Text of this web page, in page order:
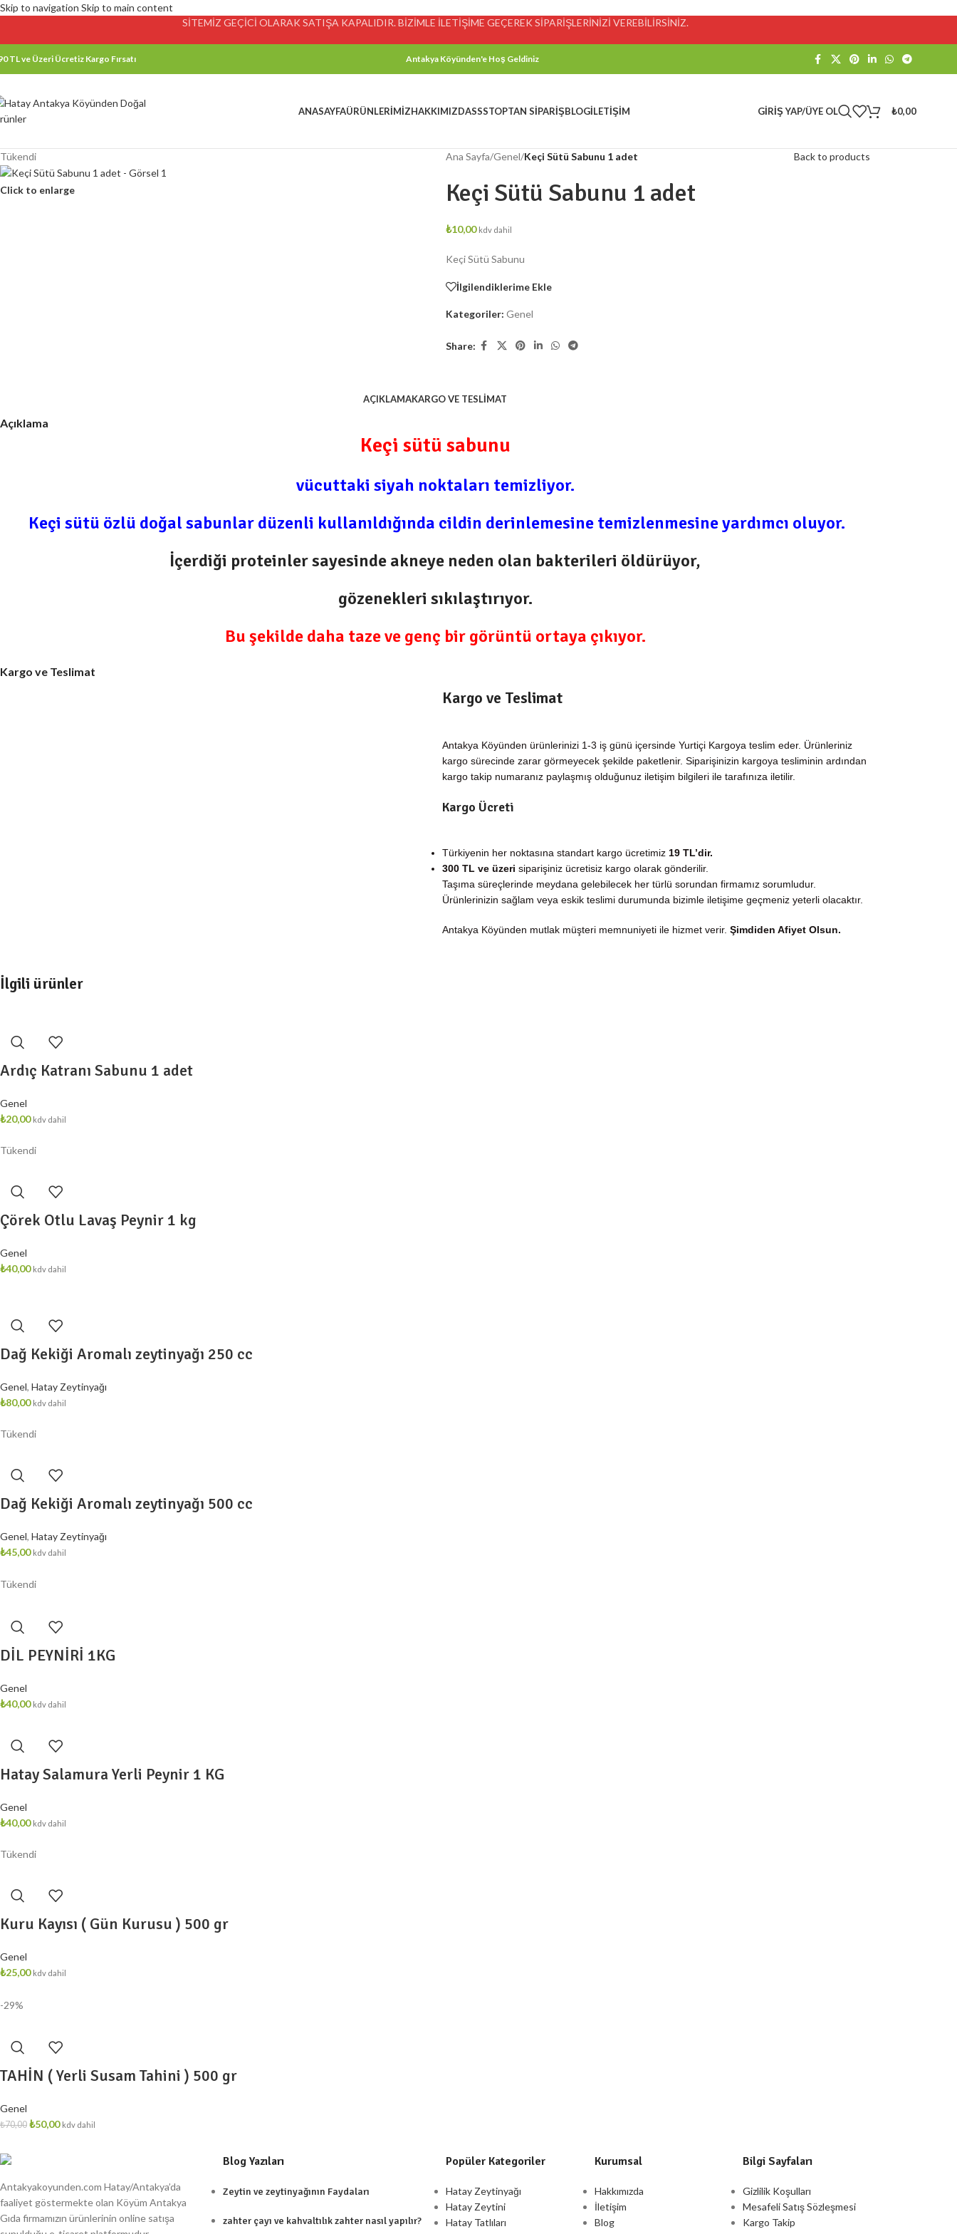
Skip to navigation Skip to main content
SİTEMİZ GEÇİCİ OLARAK SATIŞA KAPALIDIR. BİZİMLE İLETİŞİME GEÇEREK SİPARİŞLERİNİZİ VEREBİLİRSİNİZ.
TL ve Üzeri Ücretiz Kargo Fırsatı Antakya Köyünden'e Hoş Geldiniz
ANASAYFAÜRÜNLERIMIZHAKKIMIZDASSSTOPTAN SIPARIŞBLOGİLETIŞIM GIRIŞ YAP/ÜYE OL ₺0,00
Tükendi
Click to enlarge
Ana Sayfa/Genel/Keçi Sütü Sabunu 1 adet Back to products
Keçi Sütü Sabunu 1 adet
₺10,00 kdv dahil
Keçi Sütü Sabunu
İlgilendiklerime Ekle
Kategoriler: Genel
Share:
AÇIKLAMAKARGO VE TESLIMAT
Açıklama
Keçi sütü sabunu
vücuttaki siyah noktaları temizliyor.
Keçi sütü özlü doğal sabunlar düzenli kullanıldığında cildin derinlemesine temizlenmesine yardımcı oluyor.
İçerdiği proteinler sayesinde akneye neden olan bakterileri öldürüyor,
gözenekleri sıkılaştırıyor.
Bu şekilde daha taze ve genç bir görüntü ortaya çıkıyor.
Kargo ve Teslimat
Kargo ve Teslimat
Antakya Köyünden ürünlerinizi 1-3 iş günü içersinde Yurtiçi Kargoya teslim eder. Ürünleriniz
kargo sürecinde zarar görmeyecek şekilde paketlenir. Siparişinizin kargoya tesliminin ardından
kargo takip numaranız paylaşmış olduğunuz iletişim bilgileri ile tarafınıza iletilir.
Kargo Ücreti
Türkiyenin her noktasına standart kargo ücretimiz 19 TL’dir.
300 TL ve üzeri siparişiniz ücretisiz kargo olarak gönderilir.
Taşıma süreçlerinde meydana gelebilecek her türlü sorundan firmamız sorumludur.
Ürünlerinizin sağlam veya eskik teslimi durumunda bizimle iletişime geçmeniz yeterli olacaktır.
Antakya Köyünden mutlak müşteri memnuniyeti ile hizmet verir. Şimdiden Afiyet Olsun.
İlgili ürünler
Ardıç Katranı Sabunu 1 adet
Genel
₺20,00 kdv dahil
Tükendi
Çörek Otlu Lavaş Peynir 1 kg
Genel
₺40,00 kdv dahil
Dağ Kekiği Aromalı zeytinyağı 250 cc
Genel, Hatay Zeytinyağı
₺80,00 kdv dahil
Tükendi
Dağ Kekiği Aromalı zeytinyağı 500 cc
Genel, Hatay Zeytinyağı
₺45,00 kdv dahil
Tükendi
DİL PEYNİRİ 1KG
Genel
₺40,00 kdv dahil
Hatay Salamura Yerli Peynir 1 KG
Genel
₺40,00 kdv dahil
Tükendi
Kuru Kayısı ( Gün Kurusu ) 500 gr
Genel
₺25,00 kdv dahil
-29%
TAHİN ( Yerli Susam Tahini ) 500 gr
Genel
₺70,00 ₺50,00 kdv dahil
Antakyakoyunden.com Hatay/Antakya’da
faaliyet göstermekte olan Köyüm Antakya
Gıda firmamızın ürünlerinin online satışa
Blog Yazıları
Zeytin ve zeytinyağının Faydaları
zahter çayı ve kahvaltılık zahter nasıl yapılır?
Popüler Kategoriler
Hatay Zeytinyağı
Hatay Zeytini
Hatay Tatlıları
Kurumsal
Hakkımızda
İletişim
Blog
Bilgi Sayfaları
Gizlilik Koşulları
Mesafeli Satış Sözleşmesi
Kargo Takip